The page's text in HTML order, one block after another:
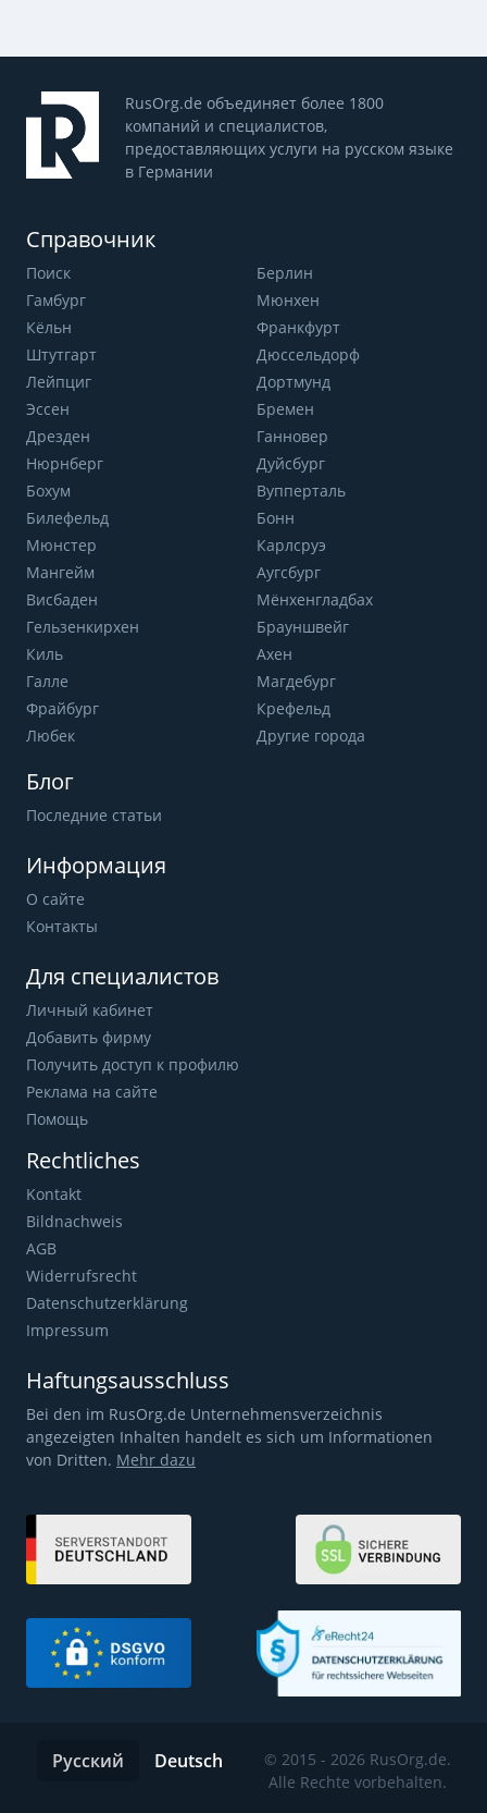
RusOrg.de объединяет более 1800
компаний и специалистов,
предоставляющих услуги на русском языке
в Германии
Справочник
Поиск
Берлин
Гамбург
Мюнхен
Кёльн
Франкфурт
Штутгарт
Дюссельдорф
Лейпциг
Дортмунд
Эссен
Бремен
Дрезден
Ганновер
Нюрнберг
Дуйсбург
Бохум
Вупперталь
Билефельд
Бонн
Мюнстер
Карлсруэ
Мангейм
Аугсбург
Висбаден
Мёнхенгладбах
Гельзенкирхен
Брауншвейг
Киль
Ахен
Галле
Магдебург
Фрайбург
Крефельд
Любек
Другие города
Блог
Последние статьи
Информация
О сайте
Контакты
Для специалистов
Личный кабинет
Добавить фирму
Получить доступ к профилю
Реклама на сайте
Помощь
Rechtliches
Kontakt
Bildnachweis
AGB
Widerrufsrecht
Datenschutzerklärung
Impressum
Haftungsausschluss
Bei den im RusOrg.de Unternehmensverzeichnis
angezeigten Inhalten handelt es sich um Informationen
von Dritten. Mehr dazu
© 2015 - 2026 RusOrg.de.
Alle Rechte vorbehalten.
Русский Deutsch